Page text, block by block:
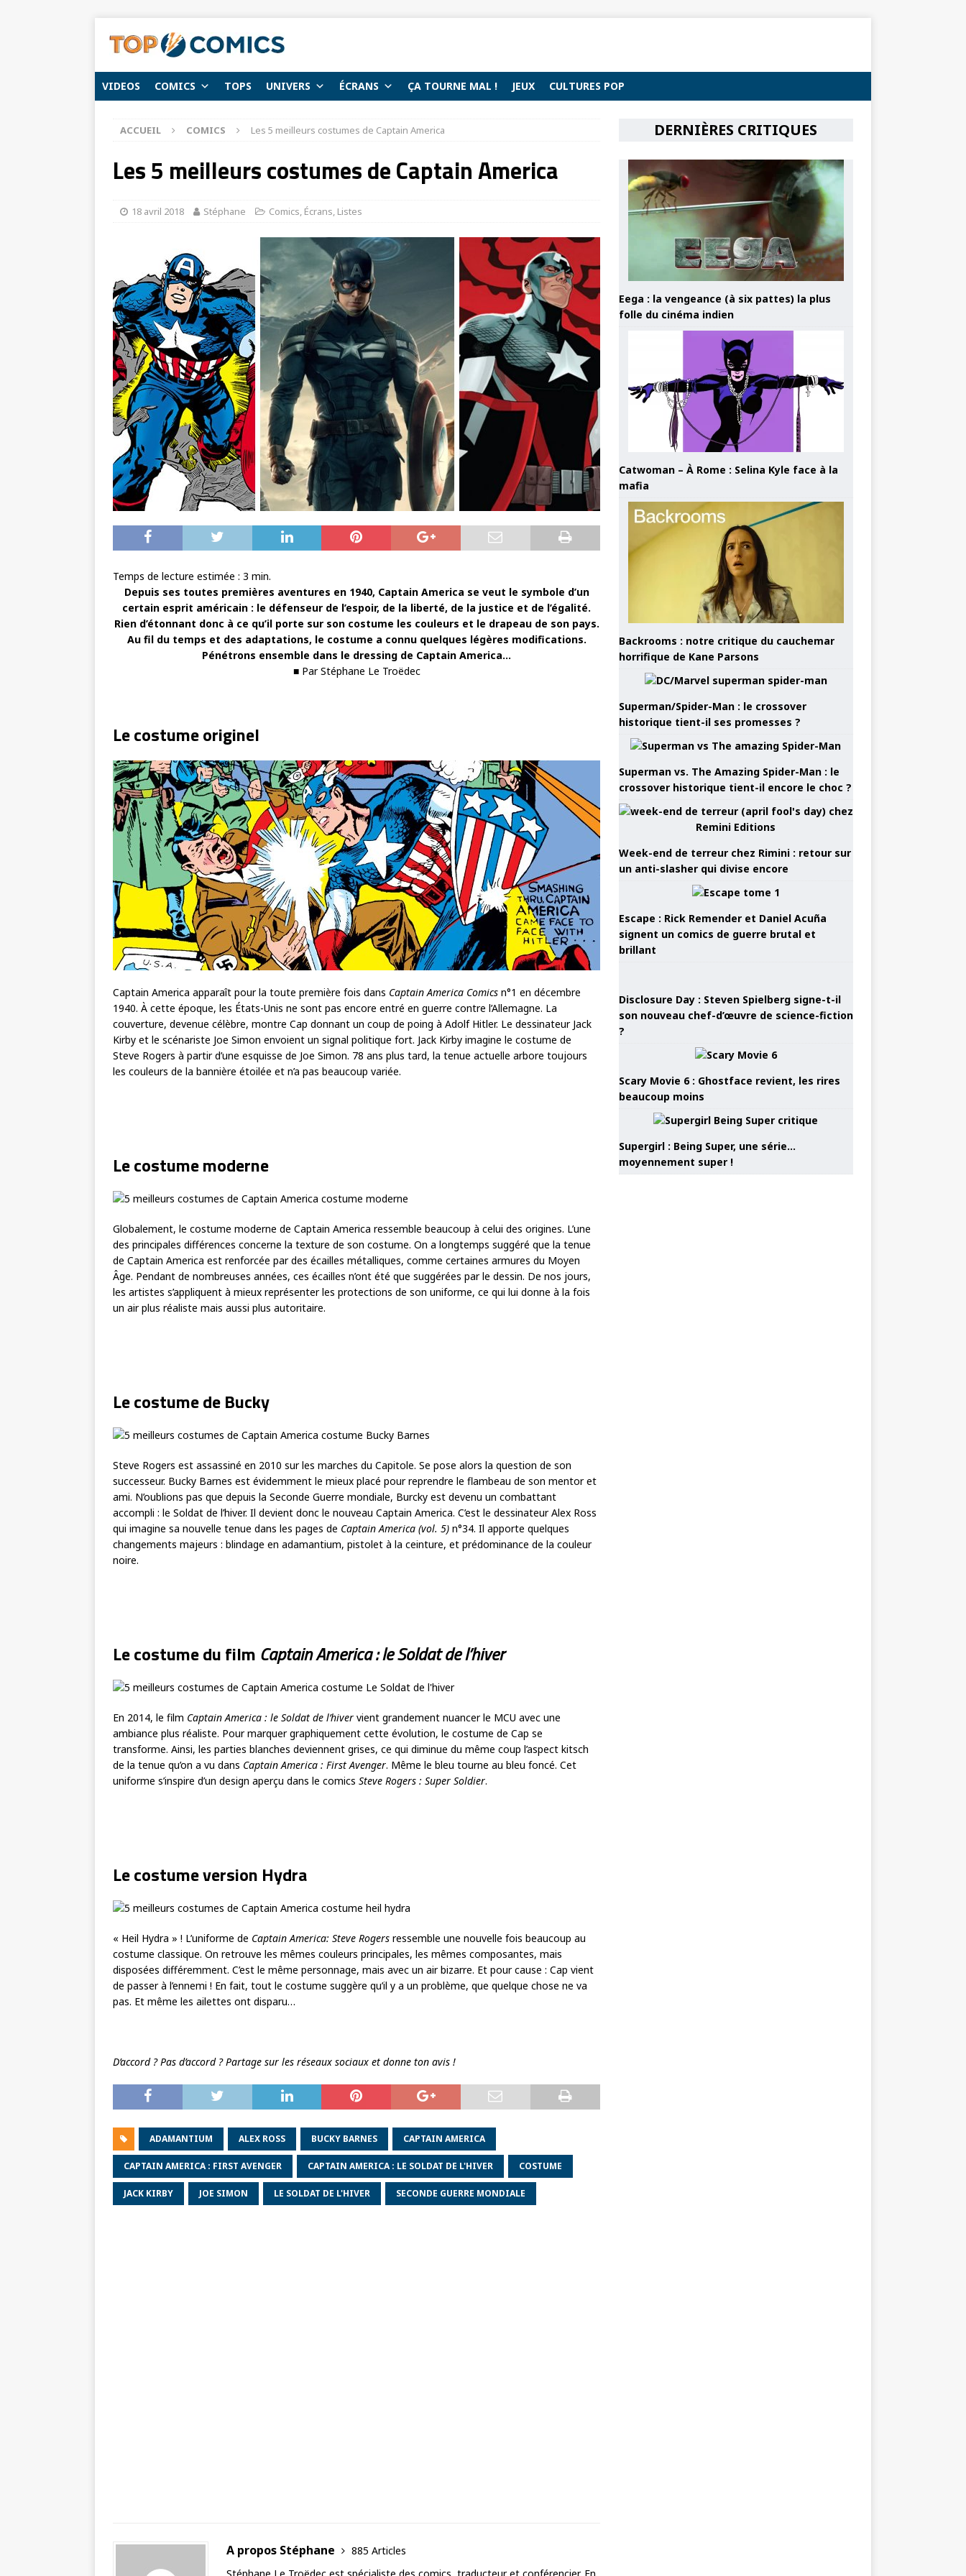
VIDEOS COMICS TOPS UNIVERS ÉCRANS ÇA TOURNE MAL ! JEUX CULTURES POP
ACCUEIL COMICS Les 5 meilleurs costumes de Captain America
Les 5 meilleurs costumes de Captain America
18 avril 2018 Stéphane Comics, Écrans, Listes
Temps de lecture estimée : 3 min.
Depuis ses toutes premières aventures en 1940, Captain America se veut le symbole d’un
certain esprit américain : le défenseur de l’espoir, de la liberté, de la justice et de l’égalité.
Rien d’étonnant donc à ce qu’il porte sur son costume les couleurs et le drapeau de son pays.
Au fil du temps et des adaptations, le costume a connu quelques légères modifications.
Pénétrons ensemble dans le dressing de Captain America…
■ Par Stéphane Le Troëdec
Le costume originel
Captain America apparaît pour la toute première fois dans Captain America Comics n°1 en décembre
1940. À cette époque, les États-Unis ne sont pas encore entré en guerre contre l’Allemagne. La
couverture, devenue célèbre, montre Cap donnant un coup de poing à Adolf Hitler. Le dessinateur Jack
Kirby et le scénariste Joe Simon envoient un signal politique fort. Jack Kirby imagine le costume de
Steve Rogers à partir d’une esquisse de Joe Simon. 78 ans plus tard, la tenue actuelle arbore toujours
les couleurs de la bannière étoilée et n’a pas beaucoup variée.
Le costume moderne
Globalement, le costume moderne de Captain America ressemble beaucoup à celui des origines. L’une
des principales différences concerne la texture de son costume. On a longtemps suggéré que la tenue
de Captain America est renforcée par des écailles métalliques, comme certaines armures du Moyen
Âge. Pendant de nombreuses années, ces écailles n’ont été que suggérées par le dessin. De nos jours,
les artistes s’appliquent à mieux représenter les protections de son uniforme, ce qui lui donne à la fois
un air plus réaliste mais aussi plus autoritaire.
Le costume de Bucky
Steve Rogers est assassiné en 2010 sur les marches du Capitole. Se pose alors la question de son
successeur. Bucky Barnes est évidemment le mieux placé pour reprendre le flambeau de son mentor et
ami. N’oublions pas que depuis la Seconde Guerre mondiale, Burcky est devenu un combattant
accompli : le Soldat de l’hiver. Il devient donc le nouveau Captain America. C’est le dessinateur Alex Ross
qui imagine sa nouvelle tenue dans les pages de Captain America (vol. 5) n°34. Il apporte quelques
changements majeurs : blindage en adamantium, pistolet à la ceinture, et prédominance de la couleur
noire.
Le costume du film Captain America : le Soldat de l’hiver
En 2014, le film Captain America : le Soldat de l’hiver vient grandement nuancer le MCU avec une
ambiance plus réaliste. Pour marquer graphiquement cette évolution, le costume de Cap se
transforme. Ainsi, les parties blanches deviennent grises, ce qui diminue du même coup l’aspect kitsch
de la tenue qu’on a vu dans Captain America : First Avenger. Même le bleu tourne au bleu foncé. Cet
uniforme s’inspire d’un design aperçu dans le comics Steve Rogers : Super Soldier.
Le costume version Hydra
« Heil Hydra » ! L’uniforme de Captain America: Steve Rogers ressemble une nouvelle fois beaucoup au
costume classique. On retrouve les mêmes couleurs principales, les mêmes composantes, mais
disposées différemment. C’est le même personnage, mais avec un air bizarre. Et pour cause : Cap vient
de passer à l’ennemi ! En fait, tout le costume suggère qu’il y a un problème, que quelque chose ne va
pas. Et même les ailettes ont disparu…
D’accord ? Pas d’accord ? Partage sur les réseaux sociaux et donne ton avis !
ADAMANTIUM ALEX ROSS BUCKY BARNES CAPTAIN AMERICA
CAPTAIN AMERICA : FIRST AVENGER CAPTAIN AMERICA : LE SOLDAT DE L'HIVER COSTUME
JACK KIRBY JOE SIMON LE SOLDAT DE L'HIVER SECONDE GUERRE MONDIALE
A propos Stéphane
885 Articles
DERNIÈRES CRITIQUES
Eega : la vengeance (à six pattes) la plus
folle du cinéma indien
Catwoman – À Rome : Selina Kyle face à la
mafia
Backrooms : notre critique du cauchemar
horrifique de Kane Parsons
Superman/Spider-Man : le crossover
historique tient-il ses promesses ?
Superman vs. The Amazing Spider-Man : le
crossover historique tient-il encore le choc ?
Week-end de terreur chez Rimini : retour sur
un anti-slasher qui divise encore
Escape : Rick Remender et Daniel Acuña
signent un comics de guerre brutal et
brillant
Disclosure Day : Steven Spielberg signe-t-il
son nouveau chef-d’œuvre de science-fiction
?
Scary Movie 6 : Ghostface revient, les rires
beaucoup moins
Supergirl : Being Super, une série…
moyennement super !